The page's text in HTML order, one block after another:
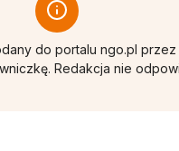
do portalu ngo.pl przez
Redakcja nie